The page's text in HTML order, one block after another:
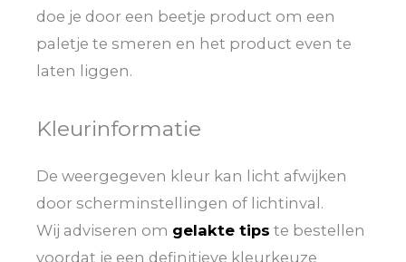
doe je door een beetje product om een
paletje te smeren en het product even te
laten liggen.
Kleurinformatie
De weergegeven kleur kan licht afwijken
door scherminstellingen of lichtinval.
Wij adviseren om gelakte tips te bestellen
voordat je een definitieve kleurkeuze